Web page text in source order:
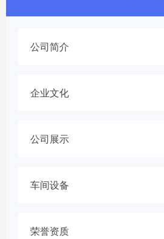
公司简介
企业文化
公司展示
车间设备
荣誉资质